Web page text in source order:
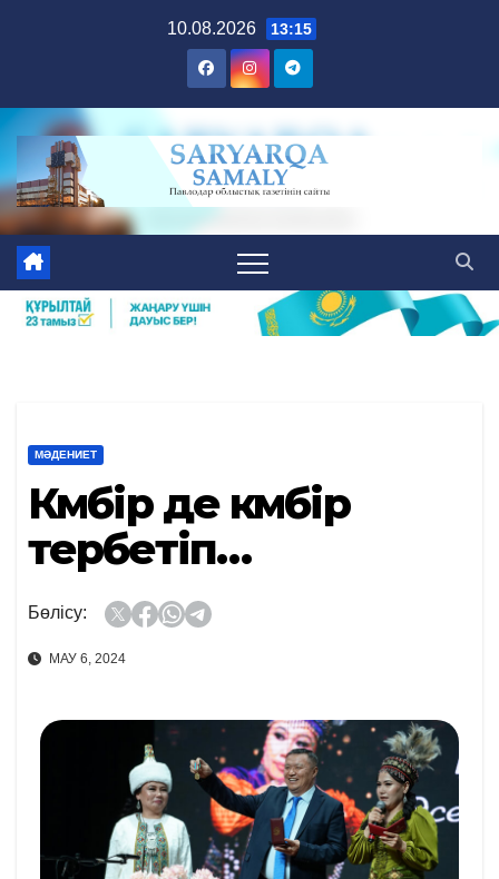
10.08.2026 13:15
МӘДЕНИЕТ
Күмбір де күмбір
тербетіп…
Бөлісу:
МАУ 6, 2024